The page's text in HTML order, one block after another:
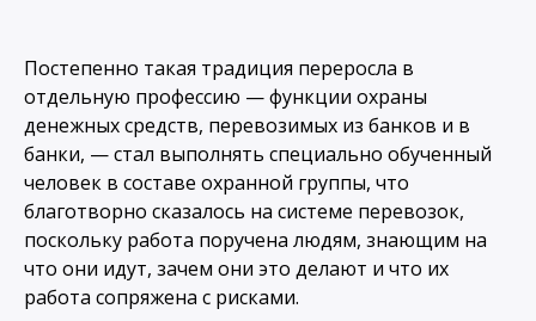
Постепенно такая традиция переросла в
отдельную профессию — функции охраны
денежных средств, перевозимых из банков и в
банки, — стал выполнять специально обученный
человек в составе охранной группы, что
благотворно сказалось на системе перевозок,
поскольку работа поручена людям, знающим на
что они идут, зачем они это делают и что их
работа сопряжена с рисками.